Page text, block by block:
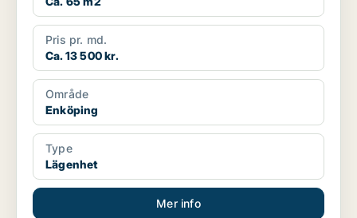
Pris pr. md.
Ca. 13 500 kr.
Område
Enköping
Type
Lägenhet
Mer info